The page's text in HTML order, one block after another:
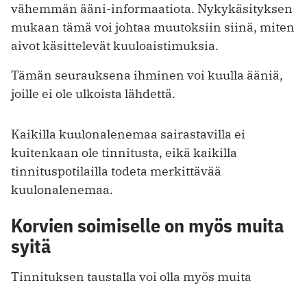
vähemmän ääni-informaatiota. Nykykäsityksen
mukaan tämä voi johtaa muutoksiin siinä, miten
aivot käsittelevät kuuloaistimuksia.
Tämän seurauksena ihminen voi kuulla ääniä,
joille ei ole ulkoista lähdettä.
Kaikilla kuulonalenemaa sairastavilla ei
kuitenkaan ole tinnitusta, eikä kaikilla
tinnituspotilailla todeta merkittävää
kuulonalenemaa.
Korvien soimiselle on myös muita
syitä
Tinnituksen taustalla voi olla myös muita